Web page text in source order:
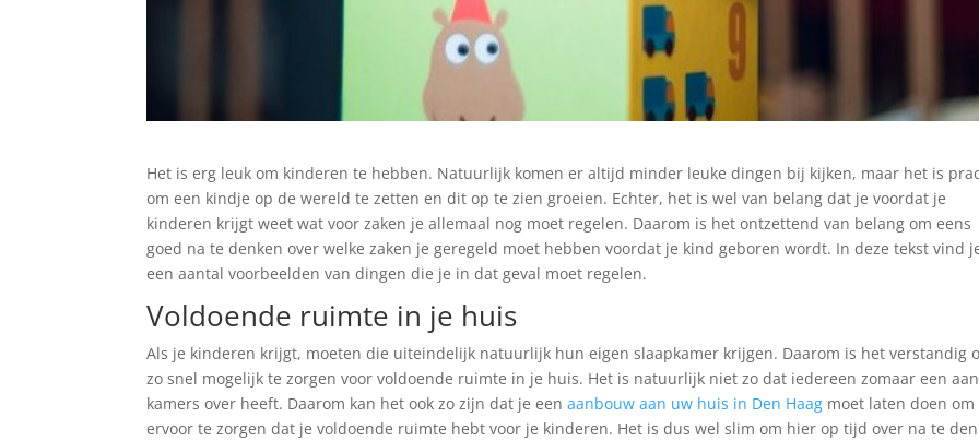
Het is erg leuk om kinderen te hebben. Natuurlijk komen er altijd minder leuke dingen bij kijken, maar het is
om een kindje op de wereld te zetten en dit op te zien groeien. Echter, het is wel van belang dat je voordat je
kinderen krijgt weet wat voor zaken je allemaal nog moet regelen. Daarom is het ontzettend van belang om eens
goed na te denken over welke zaken je geregeld moet hebben voordat je kind geboren wordt. In deze tekst vind
een aantal voorbeelden van dingen die je in dat geval moet regelen.
Voldoende ruimte in je huis
Als je kinderen krijgt, moeten die uiteindelijk natuurlijk hun eigen slaapkamer krijgen. Daarom is het verstandig
zo snel mogelijk te zorgen voor voldoende ruimte in je huis. Het is natuurlijk niet zo dat iedereen zomaar een
kamers over heeft. Daarom kan het ook zo zijn dat je eenaanbouw aan uw huis in Den Haag moet laten doen om
ervoor te zorgen dat je voldoende ruimte hebt voor je kinderen. Het is dus wel slim om hier op tijd over na te